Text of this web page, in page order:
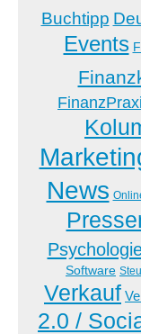
Buchtipp
Events
News
Software
Verkauf
2.0 /